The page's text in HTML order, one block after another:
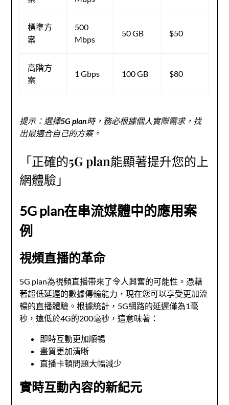
標準方
案
500
Mbps
50 GB $50
高階方
案
1 Gbps 100 GB $80
提示：選擇5G plan時，務必根據個人實際需求，找
出最適合自己的方案。
「正確的5G plan能顯著提升您的上
網體驗」
5G plan在串流媒體中的應用案
例
視頻直播的革命
5G plan為視頻直播帶來了令人興奮的可能性。憑藉
著超低延遲的數據傳輸能力，現在您可以享受更加流
暢的直播體驗。根據統計，5G網路的延遲僅為1毫
秒，遠低於4G的200毫秒，這意味著：
即時互動更加順暢
畫質更加清晰
直播卡頓問題大幅減少
實時互動內容的新紀元